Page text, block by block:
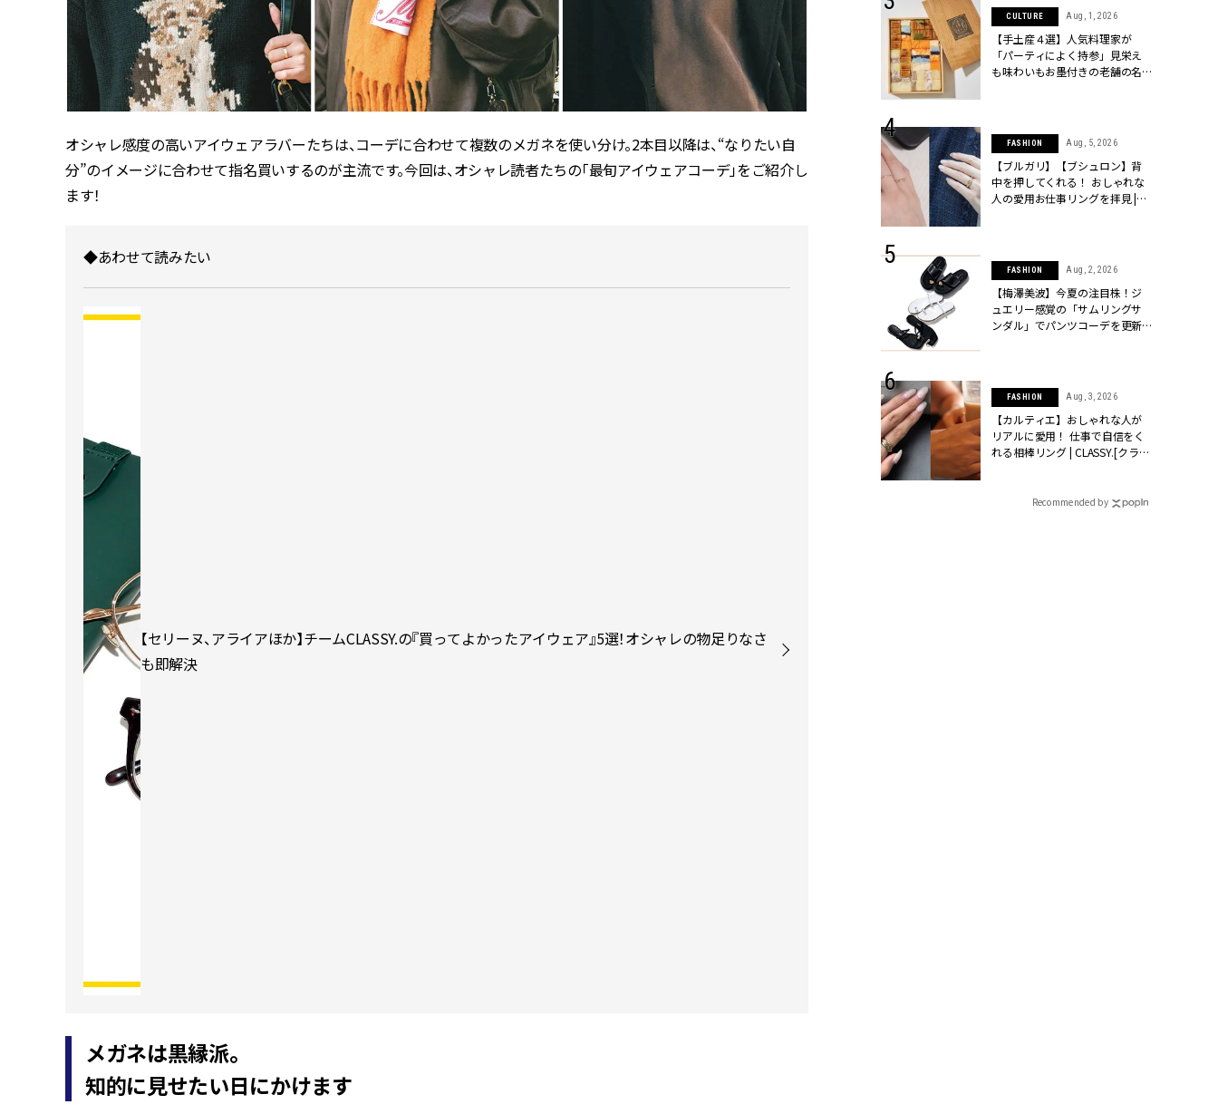
オシャレ感度の高いアイウェアラバーたちは、コーデに合わせて複数のメガネを使い分け。2本目以降は、“なりたい自
分”のイメージに合わせて指名買いするのが主流です。今回は、オシャレ読者たちの「最旬アイウェアコーデ」をご紹介し
ます！
◆あわせて読みたい
【セリーヌ、アライアほか】チームCLASSY.の『買ってよかったアイウェア』5選！オシャレの物足りなさ
も即解決
メガネは黒縁派。
知的に見せたい日にかけます
BEAUTY Aug, 5, 2026
ユニクロ名品も！日焼け対策ガ
チ勢の「ないと無理」なアイテ
ムハック7選 | CLASSY.[クラッシ
ィ]
BEAUTY Nov, 17, 2025
【落ちない名品リップ10選】塗
り直しできない・皮むけしやす
朝の“寝ぐせ直し”はもういらな
【一生ものジュエリー】1つでも
存在感が際立つ！ポメラートの
「トゥギャザー」シリーズに注
目 | CLASSY.[クラッシィ]
WEDDING
【トレンドの巻き方３選】結婚
式ゲスト服の鉄板“シンプル黒ワ
20万円台〜【カルティエ人気リ
CULTURE Aug, 1, 2026
【手土産４選】人気料理家が
「パーティによく持参」見栄え
も味わいもお墨付きの老舗の名
FASHION Aug, 5, 2026
【ブルガリ】【ブシュロン】背
中を押してくれる！ おしゃれな
人の愛用お仕事リングを拝見 |
FASHION Aug, 2, 2026
【梅澤美波】今夏の注目株！ジ
ュエリー感覚の「サムリングサ
ンダル」でパンツコーデを更新 |
FASHION Aug, 3, 2026
【カルティエ】おしゃれな人が
リアルに愛用！ 仕事で自信をく
れる相棒リング | CLASSY.[クラッ
Recommended by